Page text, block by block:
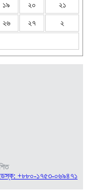
১৯ ২০ ২১
২৬ ২৭ ২
+৮৮০-১৭৫৩-০৬৯৪৭১